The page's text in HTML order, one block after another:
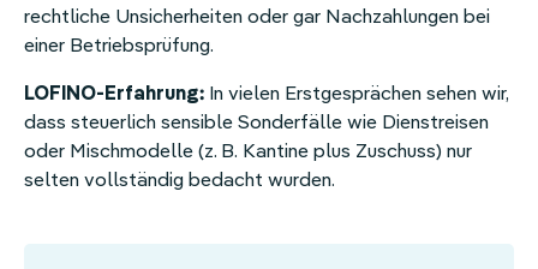
rechtliche Unsicherheiten oder gar Nachzahlungen bei
einer Betriebsprüfung.
LOFINO-Erfahrung: In vielen Erstgesprächen sehen wir,
dass steuerlich sensible Sonderfälle wie Dienstreisen
oder Mischmodelle (z. B. Kantine plus Zuschuss) nur
selten vollständig bedacht wurden.